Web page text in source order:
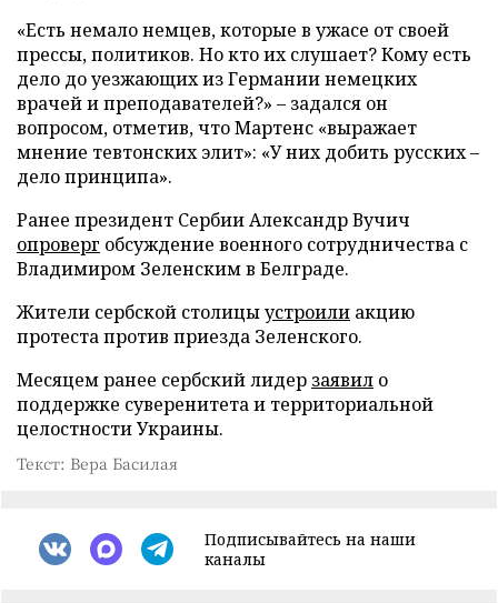
«Есть немало немцев, которые в ужасе от своей
прессы, политиков. Но кто их слушает? Кому есть
дело до уезжающих из Германии немецких
врачей и преподавателей?» – задался он
вопросом, отметив, что Мартенс «выражает
мнение тевтонских элит»: «У них добить русских –
дело принципа».
Ранее президент Сербии Александр Вучич
опроверг обсуждение военного сотрудничества с
Владимиром Зеленским в Белграде.
Жители сербской столицыустроили акцию
протеста против приезда Зеленского.
Месяцем ранее сербский лидер заявил о
поддержке суверенитета и территориальной
целостности Украины.
Текст: Вера Басилая
Подписывайтесь на наши
каналы